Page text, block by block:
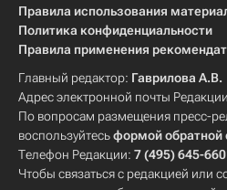
Правила использования
Политика конфиденциальности
Правила применения
Главный редактор: Гаврилова А.В.
Адрес электронной почты
По вопросам размещения пресс-
воспользуйтесьформой обратной
Телефон Редакции: 7 (495) 645-
Чтобы связаться с редакцией или